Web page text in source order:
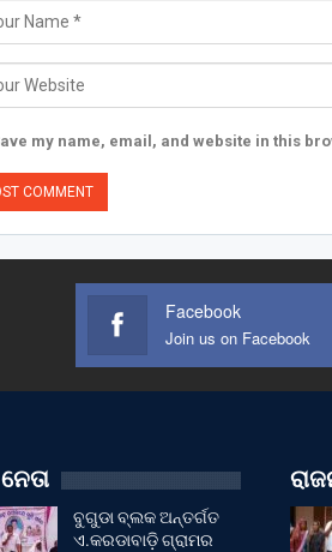
my name, email, and website in this
Facebook
Join us on Facebook
ବୁଗୁଡା ବ୍ଲକ ଅନ୍ତର୍ଗତ
ଏ.କରଡାବାଡ଼ି ଗ୍ରାମର